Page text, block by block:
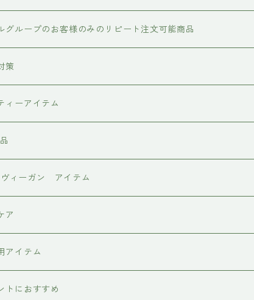
）
メント ヘアマスク（インバス）
トリートメント（アウトバス）
ア
アイテム
ル
ング剤
ット）
ム
ラー剤
グループのお客様のみのリピート注文可能商品
策
ィーアイテム
YAMAN
ワンジェル
ープ
ヴィーガン アイテム
ン認証
ア
グケア
アイテム
ンプー
トにおすすめ